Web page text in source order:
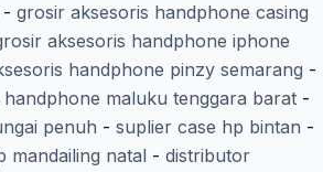
- grosir aksesoris handphone casing
aksesoris handphone iphone
handphone pinzy semarang -
maluku tenggara barat-
penuh - suplier case hp bintan -
mandailing natal - distributor